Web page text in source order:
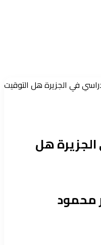
في الجزيرة هل التوقيت
الجزيرة هل
محمود